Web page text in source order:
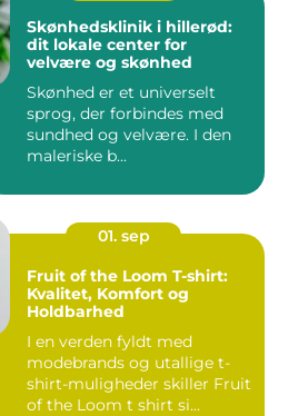
Skønhedsklinik i hillerød:
dit lokale center for
velvære og skønhed
Skønhed er et universelt
sprog, der forbindes med
sundhed og velvære. I den
maleriske b...
01. sep
Fruit of the Loom T-shirt:
Kvalitet, Komfort og
Holdbarhed
I en verden fyldt med
modebrands og utallige t-
shirt-muligheder skiller Fruit
of the Loom t shirt si...